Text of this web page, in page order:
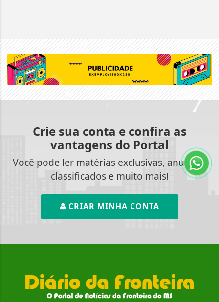
Crie sua conta e confira as
vantagens do Portal
Você pode ler matérias exclusivas, anunciar
classificados e muito mais!
CRIAR MINHA CONTA